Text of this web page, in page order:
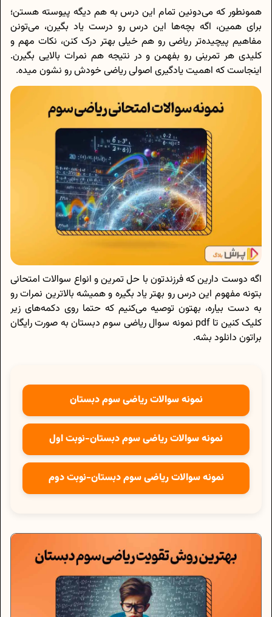
همونطور که می‌دونین تمام این درس به هم دیگه پیوسته هستن؛
برای همین، اگه بچه‌ها این درس رو درست یاد بگیرن، می‌تونن
مفاهیم پیچیده‌تر ریاضی رو هم خیلی بهتر درک کنن، نکات مهم و
کلیدی هر تمرینی رو بفهمن و در نتیجه هم نمرات بالایی بگیرن.
اینجاست که اهمیت یادگیری اصولی ریاضی خودش رو نشون میده.
اگه دوست دارین که فرزندتون با حل تمرین و انواع سوالات امتحانی
بتونه مفهوم این درس رو بهتر یاد بگیره و همیشه بالاترین نمرات رو
به دست بیاره، بهتون توصیه می‌کنیم که حتما روی دکمه‌های زیر
کلیک کنین تا pdf نمونه سوال ریاضی سوم دبستان به صورت رایگان
براتون دانلود بشه.
نمونه سوالات ریاضی سوم دبستان
نمونه سوالات ریاضی سوم دبستان-نوبت اول
نمونه سوالات ریاضی سوم دبستان-نوبت دوم